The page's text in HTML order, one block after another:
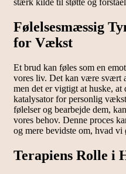
stærk kilde til støtte og
Følelsesmæssig
for Vækst
Et brud kan føles som en
vores liv. Det kan være svært
men det er vigtigt at huske, at
katalysator for personlig
følelser og bearbejde dem,
vores behov. Denne proces
og mere bevidste om, hvad
Terapiens Rolle i